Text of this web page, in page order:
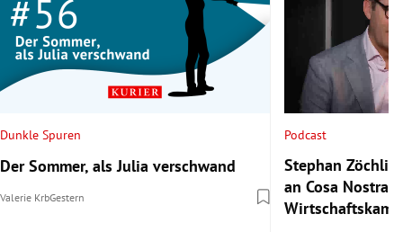
Dunkle Spuren
Der Sommer, als Julia verschwand
Valerie KrbGestern
Podcast
Stephan
an Cosa Nostra